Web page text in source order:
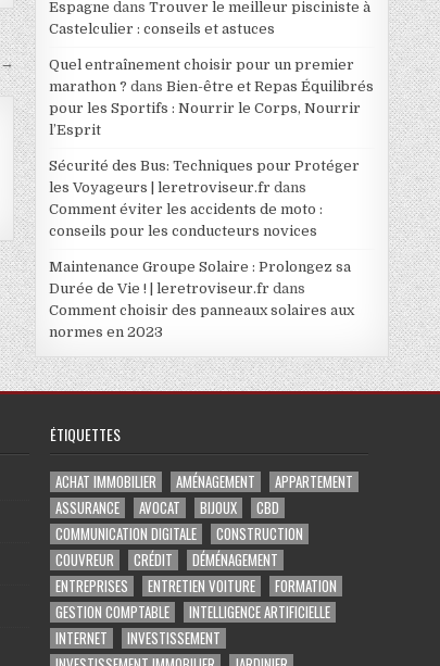
→
Espagne dans Trouver le meilleur pisciniste à
Castelculier : conseils et astuces
Quel entraînement choisir pour un premier
marathon ? dans Bien-être et Repas Équilibrés
pour les Sportifs : Nourrir le Corps, Nourrir
l’Esprit
Sécurité des Bus: Techniques pour Protéger
les Voyageurs | leretroviseur.fr dans
Comment éviter les accidents de moto :
conseils pour les conducteurs novices
Maintenance Groupe Solaire : Prolongez sa
Durée de Vie ! | leretroviseur.fr dans
Comment choisir des panneaux solaires aux
normes en 2023
ÉTIQUETTES
ACHAT IMMOBILIER AMÉNAGEMENT
APPARTEMENT
ASSURANCE
AVOCAT BIJOUX
CBD
COMMUNICATION DIGITALE
CONSTRUCTION
COUVREUR
CRÉDIT
DÉMÉNAGEMENT
ENTREPRISES
ENTRETIEN VOITURE
FORMATION
GESTION COMPTABLE
INTELLIGENCE ARTIFICIELLE
INTERNET
INVESTISSEMENT